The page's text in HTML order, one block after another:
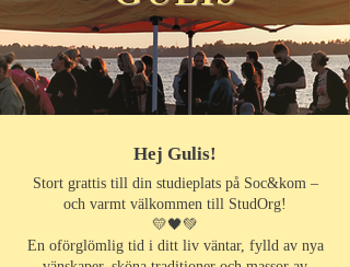
Hej Gulis!
Stort grattis till din studieplats på Soc&kom –
och varmt välkommen till StudOrg!
💛🖤💚​
En oförglömlig tid i ditt liv väntar, fylld av nya